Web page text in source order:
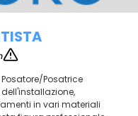
Posatore/Posatrice
in vari materiali